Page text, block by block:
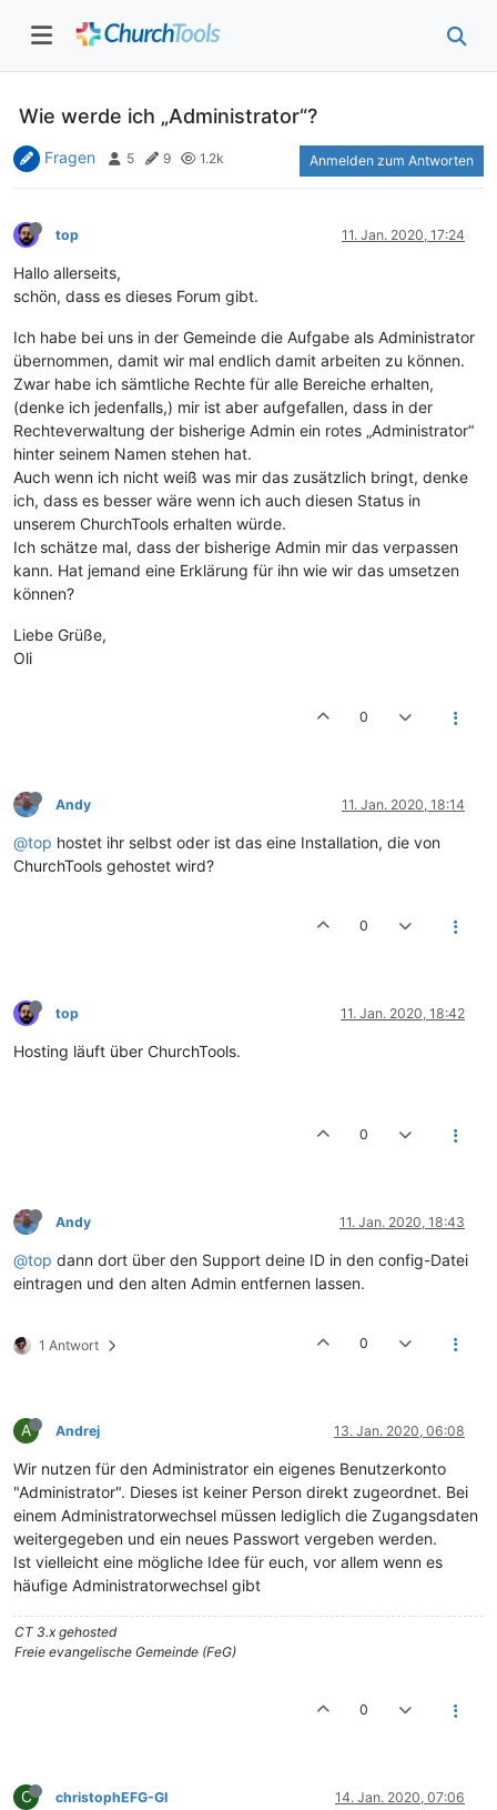
Wie werde ich „Administrator“?
Fragen 5 9 1.2k Anmelden zum Antworten
top 11. Jan. 2020, 17:24
Hallo allerseits,
schön, dass es dieses Forum gibt.
Ich habe bei uns in der Gemeinde die Aufgabe als Administrator
übernommen, damit wir mal endlich damit arbeiten zu können.
Zwar habe ich sämtliche Rechte für alle Bereiche erhalten,
(denke ich jedenfalls,) mir ist aber aufgefallen, dass in der
Rechteverwaltung der bisherige Admin ein rotes „Administrator“
hinter seinem Namen stehen hat.
Auch wenn ich nicht weiß was mir das zusätzlich bringt, denke
ich, dass es besser wäre wenn ich auch diesen Status in
unserem ChurchTools erhalten würde.
Ich schätze mal, dass der bisherige Admin mir das verpassen
kann. Hat jemand eine Erklärung für ihn wie wir das umsetzen
können?
Liebe Grüße,
Oli
0
Andy 11. Jan. 2020, 18:14
@top hostet ihr selbst oder ist das eine Installation, die von
ChurchTools gehostet wird?
0
top 11. Jan. 2020, 18:42
Hosting läuft über ChurchTools.
0
Andy 11. Jan. 2020, 18:43
@top dann dort über den Support deine ID in den config-Datei
eintragen und den alten Admin entfernen lassen.
1 Antwort 0
A Andrej 13. Jan. 2020, 06:08
Wir nutzen für den Administrator ein eigenes Benutzerkonto
"Administrator". Dieses ist keiner Person direkt zugeordnet. Bei
einem Administratorwechsel müssen lediglich die Zugangsdaten
weitergegeben und ein neues Passwort vergeben werden.
Ist vielleicht eine mögliche Idee für euch, vor allem wenn es
häufige Administratorwechsel gibt
CT 3.x gehosted
Freie evangelische Gemeinde (FeG)
0
C christophEFG-GI 14. Jan. 2020, 07:06